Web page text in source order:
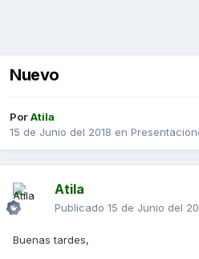
Nuevo
PorAtila
15 de Junio del 2018 en
Atila
Publicado 15 de Junio del
Buenas tardes,